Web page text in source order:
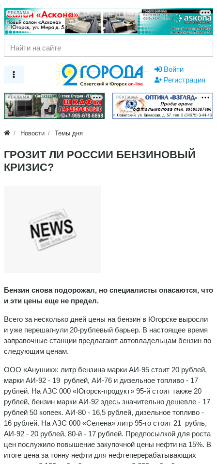
РЕКЛАМА
Войти
Регистрация
РЕКЛАМА РЕКЛАМА
Новости Темы дня
ГРОЗИТ ЛИ РОССИИ БЕНЗИНОВЫЙ
КРИЗИС?
Бензин снова подорожал, но специалисты опасаются, что
и эти цены еще не предел.
Всего за несколько дней цены на бензин в Югорске выросли
и уже пе­решагнули 20-рублевый барьер. В настоящее время
заправочные стан­ции предлагают автовладельцам бен­зин по
следующим ценам.
ООО «Анушик»: литр бензина марки АИ-95 стоит 20 рублей,
марки АИ-92 - 19 рублей, АИ-76 и дизельное топли­во - 17
рублей. На АЗС 000 «Югорск-продукт» 95-й стоит также 20
рублей, бензин марки АИ-92 здесь значитель­но дешевле - 17
рублей 50 копеек. АИ-80 - 16,5 рублей, дизельное топ­ливо -
16 рублей. На АЗС 000 «Селена» литр 95-го стоит 21 рубль,
АИ-92 - 20 рублей, 80-й - 17 рублей. Предпосылкой для роста
цен послу­жило повышение закупочной цены нефти на 15%. В
итоге цена за тонну нефти для нефтеперерабатывающих